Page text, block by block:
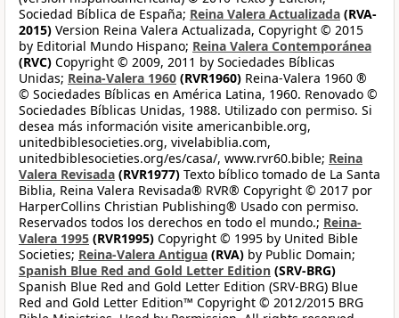
Sociedad Bíblica de España; Reina Valera Actualizada (RVA-
2015) Version Reina Valera Actualizada, Copyright © 2015
by Editorial Mundo Hispano; Reina Valera Contemporánea
(RVC) Copyright © 2009, 2011 by Sociedades Bíblicas
Unidas; Reina-Valera 1960 (RVR1960) Reina-Valera 1960 ®
© Sociedades Bíblicas en América Latina, 1960. Renovado ©
Sociedades Bíblicas Unidas, 1988. Utilizado con permiso. Si
desea más información visite americanbible.org,
unitedbiblesocieties.org, vivelabiblia.com,
unitedbiblesocieties.org/es/casa/, www.rvr60.bible; Reina
Valera Revisada (RVR1977) Texto bíblico tomado de La Santa
Biblia, Reina Valera Revisada® RVR® Copyright © 2017 por
HarperCollins Christian Publishing® Usado con permiso.
Reservados todos los derechos en todo el mundo.; Reina-
Valera 1995 (RVR1995) Copyright © 1995 by United Bible
Societies; Reina-Valera Antigua (RVA) by Public Domain;
Spanish Blue Red and Gold Letter Edition (SRV-BRG)
Spanish Blue Red and Gold Letter Edition (SRV-BRG) Blue
Red and Gold Letter Edition™ Copyright © 2012/2015 BRG